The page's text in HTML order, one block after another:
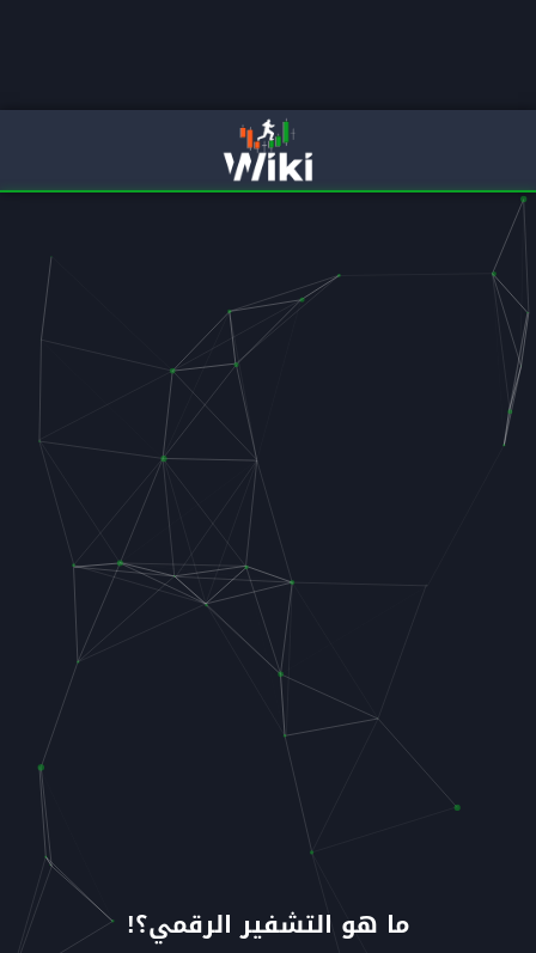
ما هو التشفير الرقمي؟!